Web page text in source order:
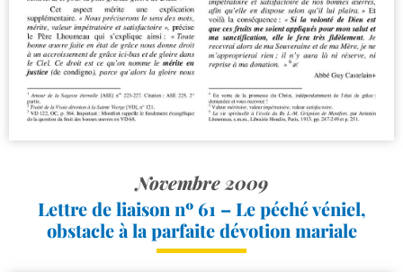
Novembre 2009
Lettre de liaison nº 61 – Le péché véniel,
obstacle à la parfaite dévotion mariale